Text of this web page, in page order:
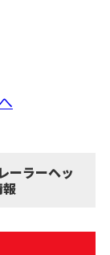
ラーヘッ